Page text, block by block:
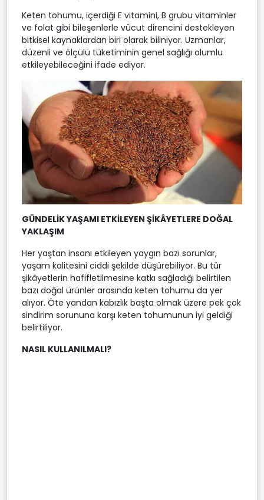
Keten tohumu, içerdiği E vitamini, B grubu vitaminler
ve folat gibi bileşenlerle vücut direncini destekleyen
bitkisel kaynaklardan biri olarak biliniyor. Uzmanlar,
düzenli ve ölçülü tüketiminin genel sağlığı olumlu
etkileyebileceğini ifade ediyor.
GÜNDELİK YAŞAMI ETKİLEYEN ŞİKÂYETLERE DOĞAL
YAKLAŞIM
Her yaştan insanı etkileyen yaygın bazı sorunlar,
yaşam kalitesini ciddi şekilde düşürebiliyor. Bu tür
şikâyetlerin hafifletilmesine katkı sağladığı belirtilen
bazı doğal ürünler arasında keten tohumu da yer
alıyor. Öte yandan kabızlık başta olmak üzere pek çok
sindirim sorununa karşı keten tohumunun iyi geldiği
belirtiliyor.
NASIL KULLANILMALI?